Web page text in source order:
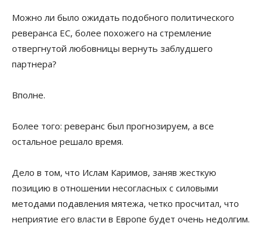
Можно ли было ожидать подобного политического
реверанса ЕС, более похожего на стремление
отвергнутой любовницы вернуть заблудшего
партнера?
Вполне.
Более того: реверанс был прогнозируем, а все
остальное решало время.
Дело в том, что Ислам Каримов, заняв жесткую
позицию в отношении несогласных с силовыми
методами подавления мятежа, четко просчитал, что
неприятие его власти в Европе будет очень недолгим.